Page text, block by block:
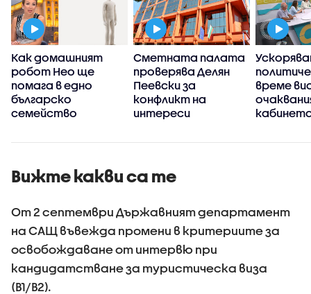
Как домашният
робот Нео ще
помага в едно
българско
семейство
Сметната палата
проверява Делян
Пеевски за
конфликт на
интереси
време
Вижте какви са те
От 2 септември Държавният департамент
на САЩ въвежда промени в критериите за
освобождаване от интервю при
кандидатстване за туристическа виза
(B1/B2).